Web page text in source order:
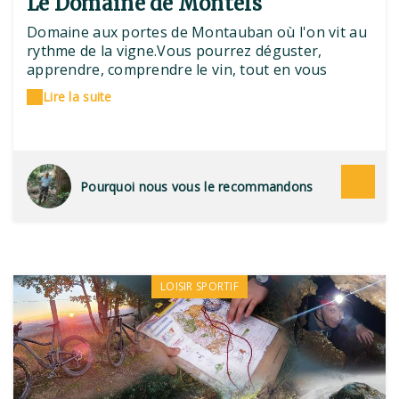
Domaine aux portes de Montauban où l'on vit au
rythme de la vigne.Vous pourrez déguster,
apprendre, comprendre le vin, tout en vous
promenant dans les vignes mais également y
séjourner dans l’un de nos deux gîtes ensoleillés.
Lire la suite
Pourquoi nous vous le recommandons
LOISIR SPORTIF